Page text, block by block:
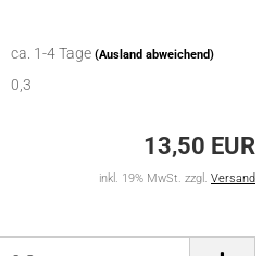
ca. 1-4 Tage (Ausland abweichend)
0,3
13,50 EUR
inkl. 19% MwSt. zzgl. Versand